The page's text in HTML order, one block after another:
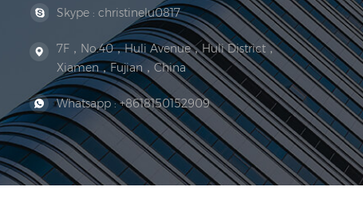
Skype : christinelu0817
7F，No.40，Huli Avenue，Huli District，
Xiamen，Fujian，China
Whatsapp :+8618150152909